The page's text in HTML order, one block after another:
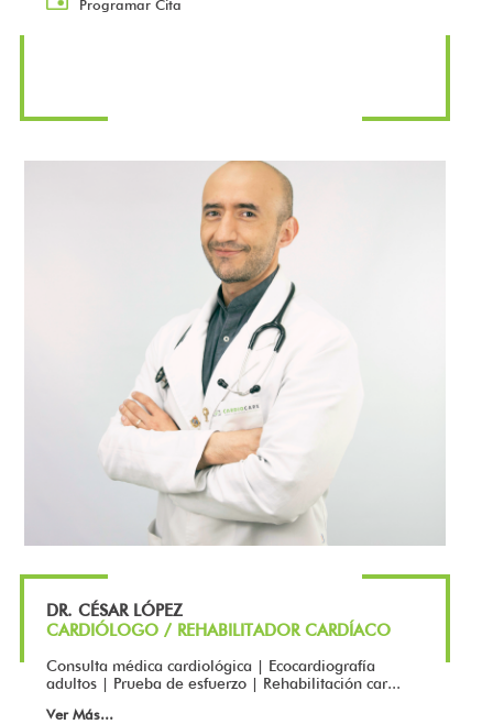
Programar Cita
DR. CÉSAR LÓPEZ
CARDIÓLOGO / REHABILITADOR CARDÍACO
Consulta médica cardiológica | Ecocardiografía
adultos | Prueba de esfuerzo | Rehabilitación car...
Ver Más...